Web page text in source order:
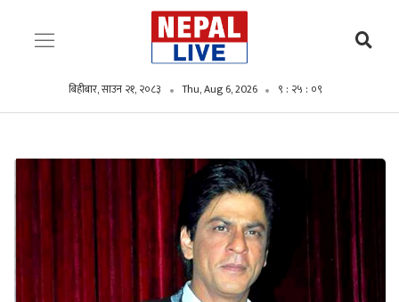
बिहीबार, साउन २१, २०८३ Thu, Aug 6, 2026 ९ : २५ : १०